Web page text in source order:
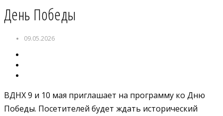
День Победы
09.05.2026
ВДНХ 9 и 10 мая приглашает на программу ко Дню
Победы. Посетителей будет ждать исторический